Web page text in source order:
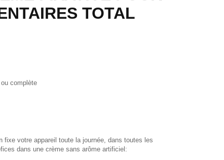
TOTAL
complète
fixe votre appareil toute la journée, dans toutes les
dans une crème sans arôme artificiel: